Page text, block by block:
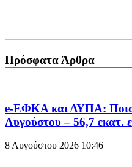
Πρόσφατα Άρθρα
e-ΕΦΚΑ και ΔΥΠΑ:
Αυγούστου – 56,7 εκατ.
8 Αυγούστου 2026 10:46